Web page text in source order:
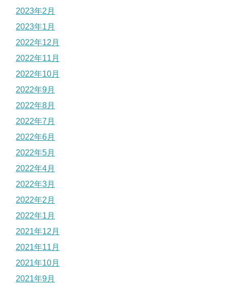
2023年2月
2023年1月
2022年12月
2022年11月
2022年10月
2022年9月
2022年8月
2022年7月
2022年6月
2022年5月
2022年4月
2022年3月
2022年2月
2022年1月
2021年12月
2021年11月
2021年10月
2021年9月